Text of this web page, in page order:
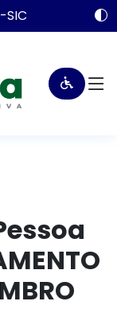
SIC